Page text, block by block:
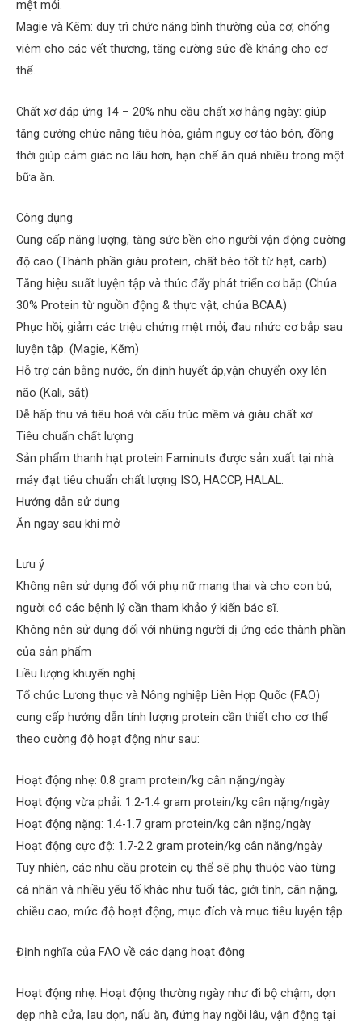
mệt mỏi.
Magie và Kẽm: duy trì chức năng bình thường của cơ, chống
viêm cho các vết thương, tăng cường sức đề kháng cho cơ
thể.
Chất xơ đáp ứng 14 – 20% nhu cầu chất xơ hằng ngày: giúp
tăng cường chức năng tiêu hóa, giảm nguy cơ táo bón, đồng
thời giúp cảm giác no lâu hơn, hạn chế ăn quá nhiều trong một
bữa ăn.
Công dụng
Cung cấp năng lượng, tăng sức bền cho người vận động cường
độ cao (Thành phần giàu protein, chất béo tốt từ hạt, carb)
Tăng hiệu suất luyện tập và thúc đẩy phát triển cơ bắp (Chứa
30% Protein từ nguồn động & thực vật, chứa BCAA)
Phục hồi, giảm các triệu chứng mệt mỏi, đau nhức cơ bắp sau
luyện tập. (Magie, Kẽm)
Hỗ trợ cân bằng nước, ổn định huyết áp,vận chuyển oxy lên
não (Kali, sắt)
Dễ hấp thu và tiêu hoá với cấu trúc mềm và giàu chất xơ
Tiêu chuẩn chất lượng
Sản phẩm thanh hạt protein Faminuts được sản xuất tại nhà
máy đạt tiêu chuẩn chất lượng ISO, HACCP, HALAL.
Hướng dẫn sử dụng
Ăn ngay sau khi mở
Lưu ý
Không nên sử dụng đối với phụ nữ mang thai và cho con bú,
người có các bệnh lý cần tham khảo ý kiến bác sĩ.
Không nên sử dụng đối với những người dị ứng các thành phần
của sản phẩm
Liều lượng khuyến nghị
Tổ chức Lương thực và Nông nghiệp Liên Hợp Quốc (FAO)
cung cấp hướng dẫn tính lượng protein cần thiết cho cơ thể
theo cường độ hoạt động như sau:
Hoạt động nhẹ: 0.8 gram protein/kg cân nặng/ngày
Hoạt động vừa phải: 1.2-1.4 gram protein/kg cân nặng/ngày
Hoạt động nặng: 1.4-1.7 gram protein/kg cân nặng/ngày
Hoạt động cực độ: 1.7-2.2 gram protein/kg cân nặng/ngày
Tuy nhiên, các nhu cầu protein cụ thể sẽ phụ thuộc vào từng
cá nhân và nhiều yếu tố khác như tuổi tác, giới tính, cân nặng,
chiều cao, mức độ hoạt động, mục đích và mục tiêu luyện tập.
Định nghĩa của FAO về các dạng hoạt động
Hoạt động nhẹ: Hoạt động thường ngày như đi bộ chậm, dọn
dẹp nhà cửa, lau dọn, nấu ăn, đứng hay ngồi lâu, vận động tại